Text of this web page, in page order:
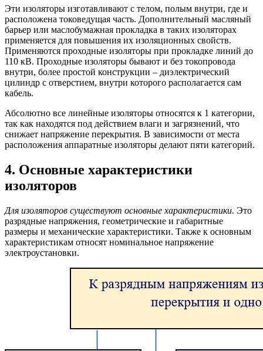
Эти изоляторы изготавливают с телом, полым внутри, где и
расположена токоведущая часть. Дополнительный масляный
барьер или маслобумажная прокладка в таких изоляторах
применяется для повышения их изоляционных свойств.
Применяются проходные изоляторы при прокладке линий до
110 кВ. Проходные изоляторы бывают и без токопровода
внутри, более простой конструкции – диэлектрический
цилиндр с отверстием, внутри которого располагается сам
кабель.
Абсолютно все линейные изоляторы относятся к 1 категории,
так как находятся под действием влаги и загрязнений, что
снижает напряжение перекрытия. В зависимости от места
расположения аппаратные изоляторы делают пяти категорий.
4. Основные характеристики
изоляторов
Для изоляторов существуют основные характеристики. Это
разрядные напряжения, геометрические и габаритные
размеры и механические характеристики. Также к основным
характеристикам относят номинальное напряжение
электроустановки.